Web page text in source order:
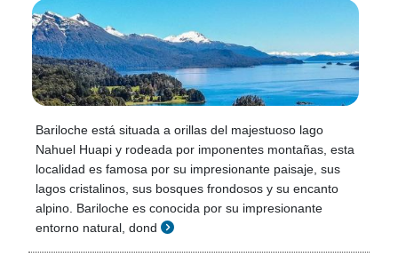
Bariloche está situada a orillas del majestuoso lago
Nahuel Huapi y rodeada por imponentes montañas, esta
localidad es famosa por su impresionante paisaje, sus
lagos cristalinos, sus bosques frondosos y su encanto
alpino. Bariloche es conocida por su impresionante
entorno natural, dond